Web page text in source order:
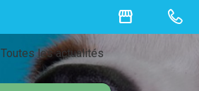
storefront
Toutes les actualités